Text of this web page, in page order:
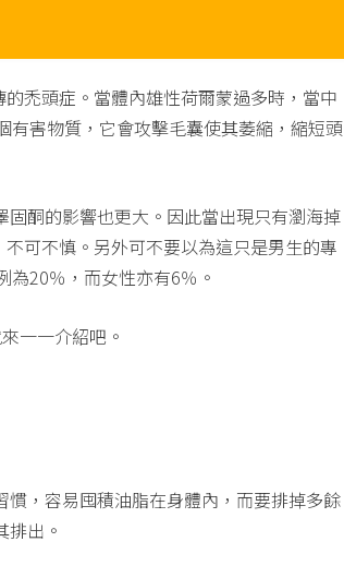
禿頭症。當體內雄性荷爾蒙過多時，當中
有害物質，它會攻擊毛囊使其萎縮，縮短頭
酮的影響也更大。因此當出現只有瀏海掉
可不慎。另外可不要以為這只是男生的專
20％，而女性亦有6％。
一一介紹吧。
，容易囤積油脂在身體內，而要排掉多餘
出。